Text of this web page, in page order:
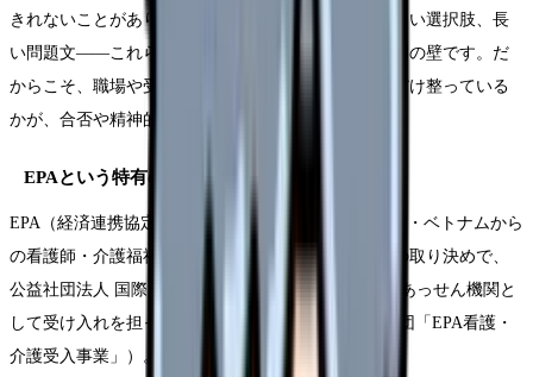
きれないことがあります。漢字の専門用語、紛らわしい選択肢、長
い問題文——これらは、看護そのものの難しさとは別の壁です。だ
からこそ、職場や受入れ機関の学習サポートがどれだけ整っている
かが、合否や精神的な負担に大きく影響します。
EPAという特有の枠組み
EPA（経済連携協定）は、インドネシア・フィリピン・ベトナムから
の看護師・介護福祉士候補者を受け入れる国と国との取り決めで、
公益社団法人 国際厚生事業団（JICWELS）が唯一のあっせん機関と
して受け入れを担っています（Source: 国際厚生事業団「EPA看護・
介護受入事業」）。